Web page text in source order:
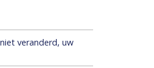
veranderd, uw